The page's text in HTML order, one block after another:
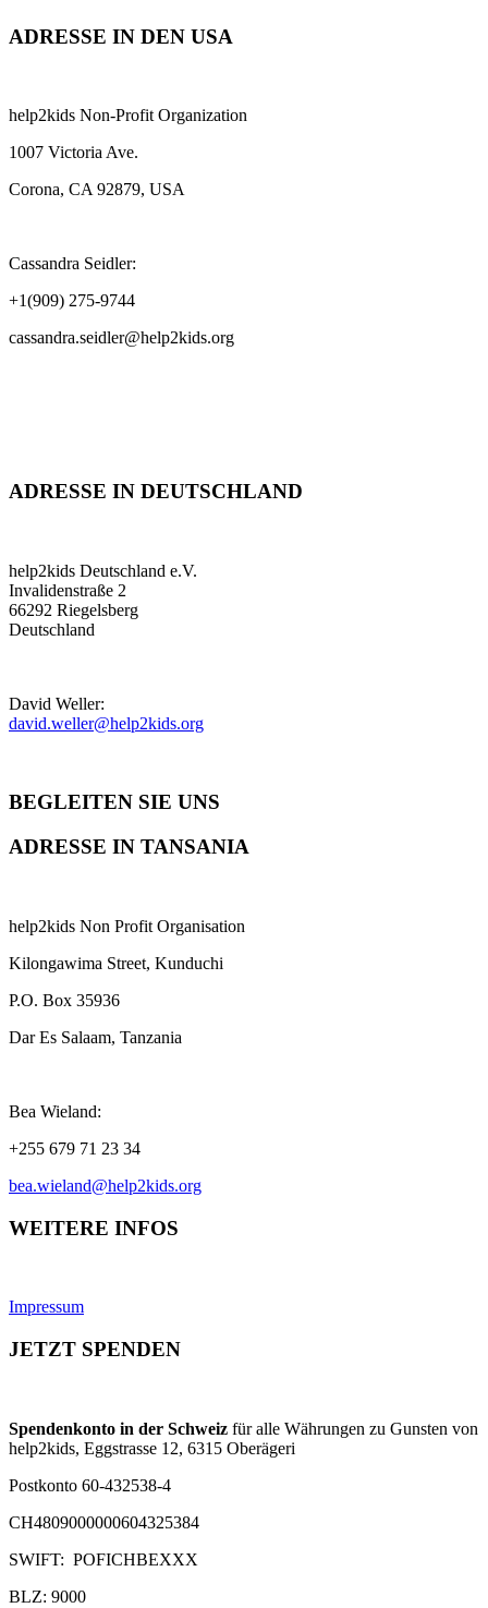
ADRESSE IN DEN USA
help2kids Non-Profit Organization
1007 Victoria Ave.
Corona, CA 92879, USA
Cassandra Seidler:
+1(909) 275-9744
cassandra.seidler@help2kids.org
ADRESSE IN DEUTSCHLAND
help2kids Deutschland e.V.
Invalidenstraße 2
66292 Riegelsberg
Deutschland
David Weller:
david.weller@help2kids.org
BEGLEITEN SIE UNS
ADRESSE IN TANSANIA
help2kids Non Profit Organisation
Kilongawima Street, Kunduchi
P.O. Box 35936
Dar Es Salaam, Tanzania
Bea Wieland:
+255 679 71 23 34
bea.wieland@help2kids.org
WEITERE INFOS
Impressum
JETZT SPENDEN
Spendenkonto in der Schweiz für alle Währungen zu Gunsten von
help2kids, Eggstrasse 12, 6315 Oberägeri
Postkonto 60-432538-4
CH4809000000604325384
SWIFT: POFICHBEXXX
BLZ: 9000